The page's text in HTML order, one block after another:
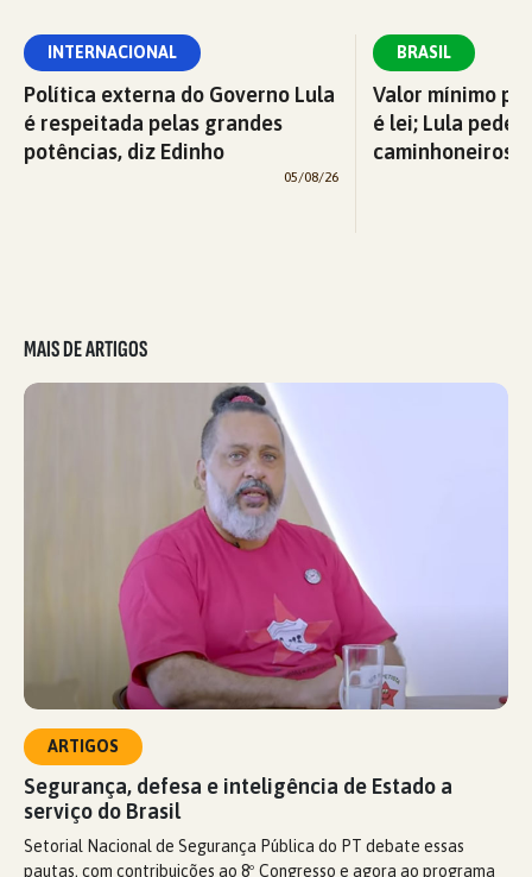
INTERNACIONAL
Política externa do Governo Lula
é respeitada pelas grandes
potências, diz Edinho
05/08/26
BRASIL
Valor mínimo
é lei; Lula pede
caminhoneiros
MAIS DE ARTIGOS
ARTIGOS
Segurança, defesa e inteligência de Estado a
serviço do Brasil
Setorial Nacional de Segurança Pública do PT debate essas
pautas, com contribuições ao 8º Congresso e agora ao programa